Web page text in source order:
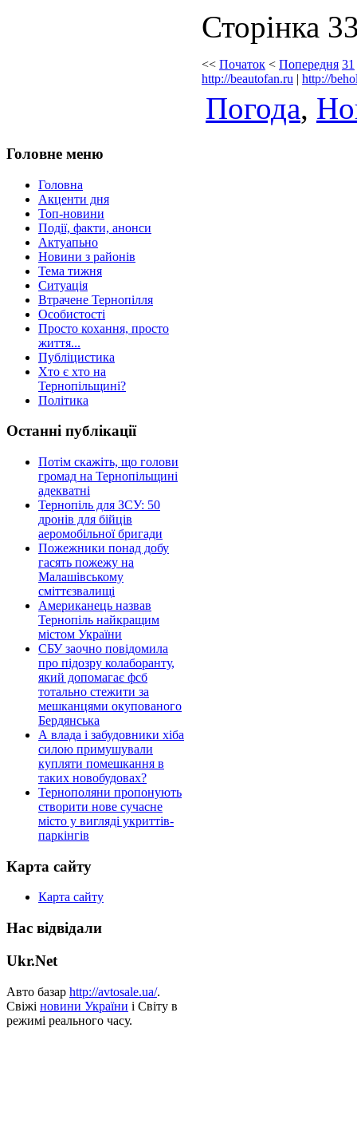
Сторінка
<< Початок < Попередня 31
http://beautofan.ru | http://
Погода,
Головне меню
Головна
Акценти дня
Топ-новини
Події, факти, анонси
Актуапьно
Новини з районів
Тема тижня
Ситуація
Втрачене Тернопілля
Особистості
Просто кохання, просто
життя...
Публіцистика
Хто є хто на
Тернопільщині?
Політика
Останні публікації
Потім скажіть, що голови
громад на Тернопільщині
адекватні
Тернопіль для ЗСУ: 50
дронів для бійців
аеромобільної бригади
Пожежники понад добу
гасять пожежу на
Малашівському
сміттєзвалищі
Американець назвав
Тернопіль найкращим
містом України
СБУ заочно повідомила
про підозру колаборанту,
який допомагає фсб
тотально стежити за
мешканцями окупованого
Бердянська
А влада і забудовники хіба
силою примушували
купляти помешкання в
таких новобудовах?
Тернополяни пропонують
створити нове сучасне
місто у вигляді укриттів-
паркінгів
Карта сайту
Карта сайту
Нас відвідали
Ukr.Net
Авто базар http://avtosale.ua/.
Свіжі новини України і Світу в
режимі реального часу.